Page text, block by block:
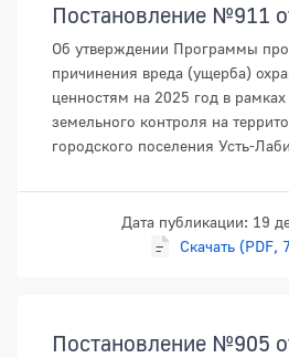
Постановление №911
Об утверждении Программы
причинения вреда (ущерба)
ценностям на 2025 год в
земельного контроля на
городского поселения Усть-
Дата публикации: 19
Скачать (PDF,
Постановление №905